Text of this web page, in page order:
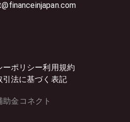
ーポリシー利用規約
引法に基づく表記
金コネクト